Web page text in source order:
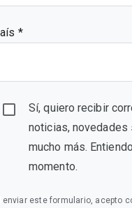
*
Sí, quiero recibir
noticias,
mucho más.
momento.
enviar este formulario, acepto